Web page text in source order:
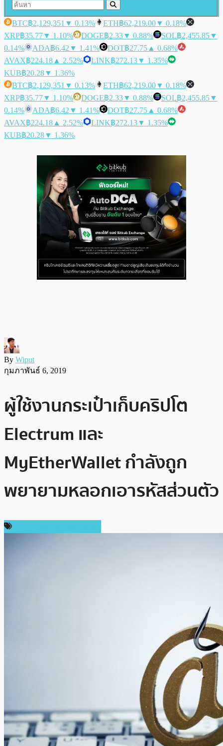
BTC฿2,129,351 ▼ 0.13% ETH฿62,219.00▼ 0.18%
XRP฿35.77▼ 1.10% DOGE฿2.33▼ 0.88% SOL฿2,455.85▼
0.14%
ADA฿6.42 ▼ 1.41% DOT฿27.75 ▲ 0.68%
AVAX฿224.18 ▲ 2.52% LINK฿272.13▼ 1.35%
KUB฿20.28▼ 1.36%
BTC฿2,129,351 ▼ 0.13% ETH฿62,219.00▼ 0.18%
XRP฿35.77▼ 1.10% DOGE฿2.33▼ 0.88% SOL฿2,455.85▼
0.14%
ADA฿6.42 ▼ 1.41% DOT฿27.75 ▲ 0.68%
AVAX฿224.18 ▲ 2.52% LINK฿272.13▼ 1.35%
KUB฿20.28▼ 1.36%
By Wiput
กุมภาพันธ์ 6, 2019
ผู้ใช้งานกระเป๋าเก็บคริปโต
Electrum และ
MyEtherWallet กำลังถูก
พยายามหลอกเอารหัสส่วนตัว